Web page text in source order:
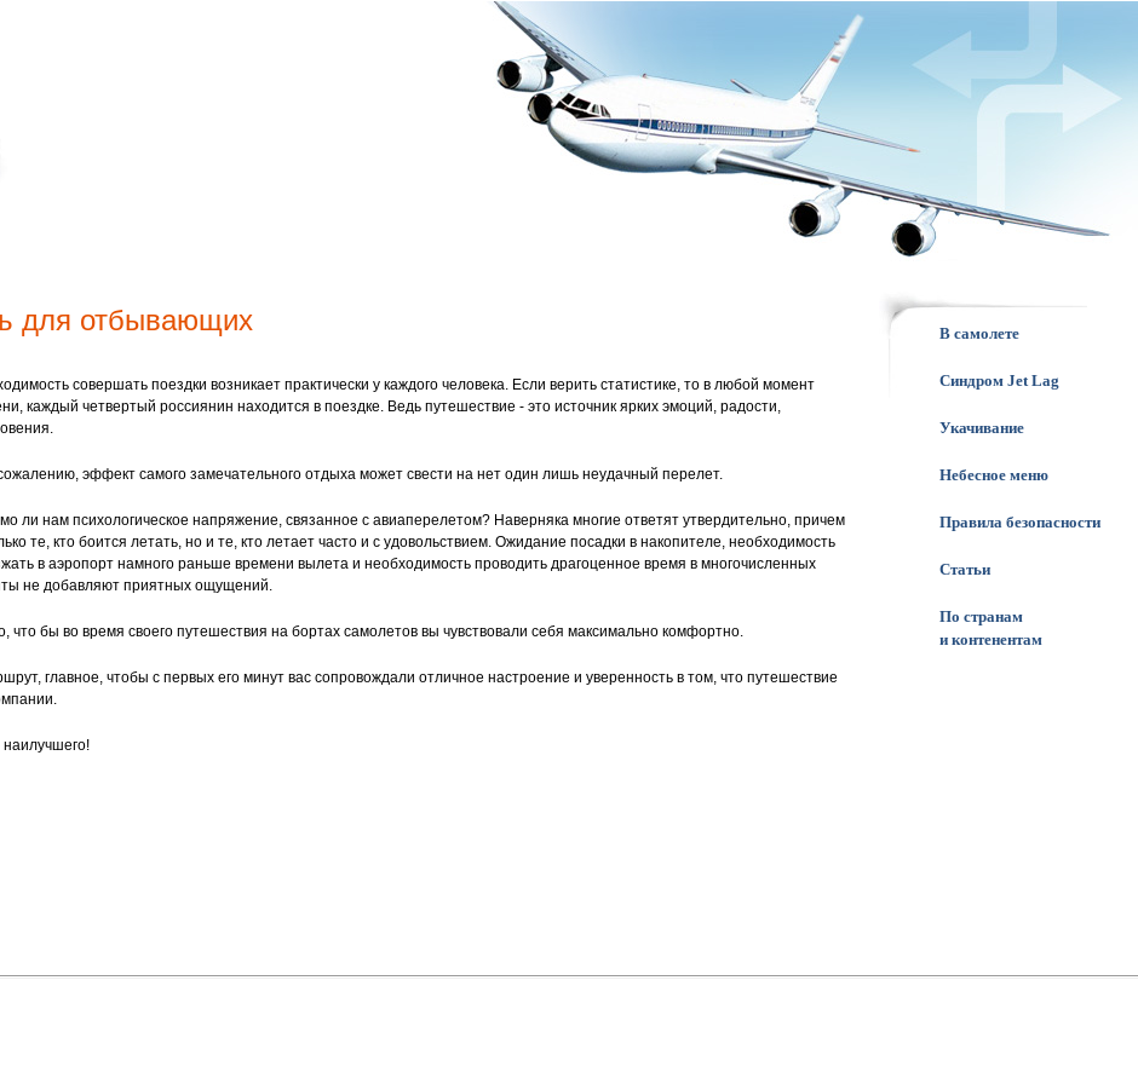
для отбывающих
совершать поездки возникает практически у каждого человека. Если верить статистике, то в любой момент
каждый четвертый россиянин находится в поездке. Ведь путешествие - это источник ярких эмоций, радости,
эффект самого замечательного отдыха может свести на нет один лишь неудачный перелет.
ли нам психологическое напряжение, связанное с авиаперелетом? Наверняка многие ответят утвердительно, причем
те, кто боится летать, но и те, кто летает часто и с удовольствием. Ожидание посадки в накопителе, необходимость
в аэропорт намного раньше времени вылета и необходимость проводить драгоценное время в многочисленных
не добавляют приятных ощущений.
что бы во время своего путешествия на бортах самолетов вы чувствовали себя максимально комфортно.
главное, чтобы с первых его минут вас сопровождали отличное настроение и уверенность в том, что путешествие
наилучшего!
В самолете
Синдром Jet Lag
Укачивание
Небесное меню
Правила безопасности
Статьи
По странам
и контенентам